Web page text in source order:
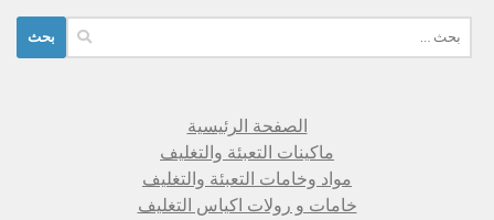
عن:
الصفحة الرئيسية
ماكينات التعبئة والتغليف
مواد وخامات التعبئة والتغليف
خامات و رولات اكياس التغليف